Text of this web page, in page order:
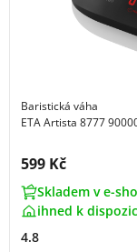
Baristická váha
ETA Artista 8777
Cena s DPH:
599 Kč
Skladem v e-
ihned k
4.8